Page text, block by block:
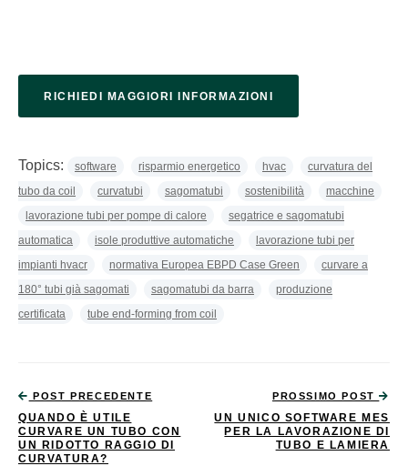
RICHIEDI MAGGIORI INFORMAZIONI
Topics: software risparmio energetico hvac
curvatura del
tubo da coil
curvatubi sagomatubi sostenibilità
macchine
lavorazione tubi per pompe di calore
segatrice e sagomatubi
automatica
isole produttive automatiche
lavorazione tubi per
impianti hvacr
normativa Europea EBPD Case Green
curvare a
180° tubi già sagomati
sagomatubi da barra
produzione
certificata
tube end-forming from coil
POST PRECEDENTE
QUANDO È UTILE
CURVARE UN TUBO CON
UN RIDOTTO RAGGIO DI
CURVATURA?
PROSSIMO POST
UN UNICO SOFTWARE MES
PER LA LAVORAZIONE DI
TUBO E LAMIERA